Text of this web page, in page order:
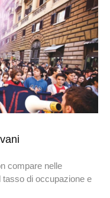
compare nelle
di occupazione e